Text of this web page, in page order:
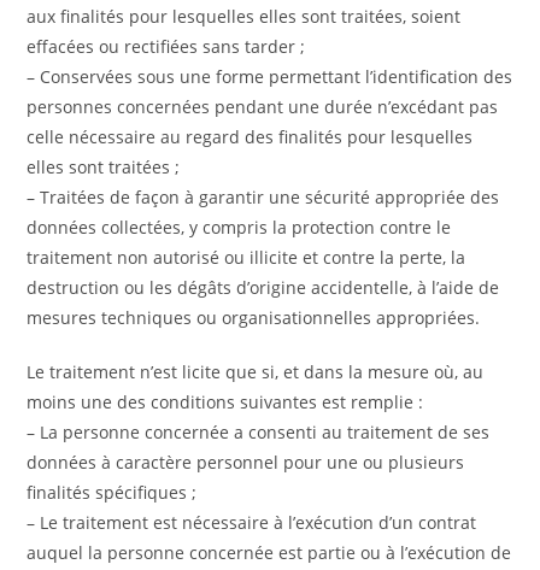
aux finalités pour lesquelles elles sont traitées, soient
effacées ou rectifiées sans tarder ;
– Conservées sous une forme permettant l’identification des
personnes concernées pendant une durée n’excédant pas
celle nécessaire au regard des finalités pour lesquelles
elles sont traitées ;
– Traitées de façon à garantir une sécurité appropriée des
données collectées, y compris la protection contre le
traitement non autorisé ou illicite et contre la perte, la
destruction ou les dégâts d’origine accidentelle, à l’aide de
mesures techniques ou organisationnelles appropriées.
Le traitement n’est licite que si, et dans la mesure où, au
moins une des conditions suivantes est remplie :
– La personne concernée a consenti au traitement de ses
données à caractère personnel pour une ou plusieurs
finalités spécifiques ;
– Le traitement est nécessaire à l’exécution d’un contrat
auquel la personne concernée est partie ou à l’exécution de